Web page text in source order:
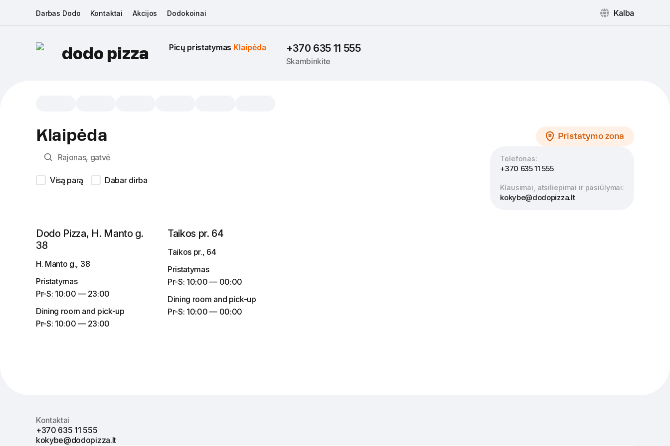
Darbas Dodo Kontaktai Akcijos Dodokoinai Kalba
dodo pizza Picų pristatymas Klaipėda +370 635 11 555
Skambinkite
Klaipėda
Visą parą Dabar dirba
Pristatymo zona
Telefonas:
+370 635 11 555
Klausimai, atsiliepimai ir pasiūlymai:
kokybe@dodopizza.lt
Dodo Pizza, H. Manto g.
38
H. Manto g., 38
Pristatymas
Pr-S: 10:00 — 23:00
Dining room and pick-up
Pr-S: 10:00 — 23:00
Taikos pr. 64
Taikos pr., 64
Pristatymas
Pr-S: 10:00 — 00:00
Dining room and pick-up
Pr-S: 10:00 — 00:00
Kontaktai
+370 635 11 555
kokybe@dodopizza.lt